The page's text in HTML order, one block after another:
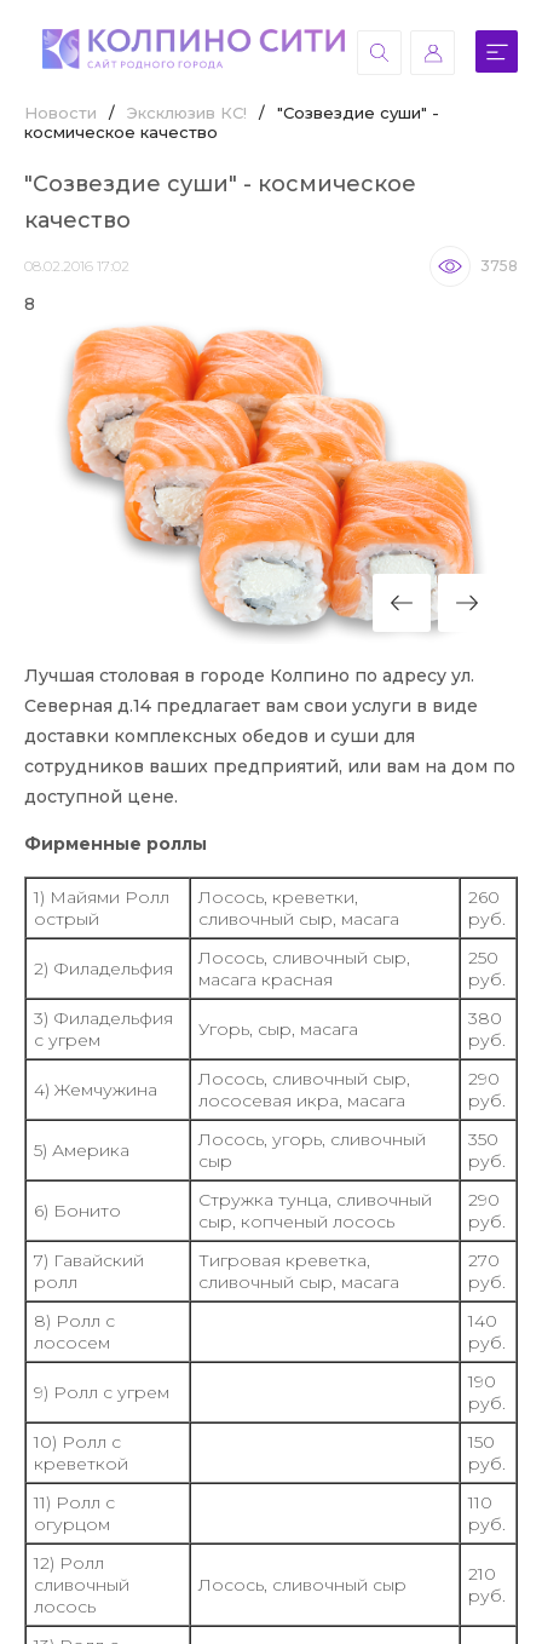
Новости / Эксклюзив КС! /
"Созвездие суши" -
космическое качество
"Созвездие суши" - космическое
качество
08.02.2016 17:02 3758
8
Лучшая столовая в городе Колпино по адресу ул.
Северная д.14 предлагает вам свои услуги в виде
доставки комплексных обедов и суши для
сотрудников ваших предприятий, или вам на дом по
доступной цене.
Фирменные роллы
1) Майями Ролл
острый
Лосось, креветки,
сливочный сыр, масага
260
руб.
2) Филадельфия
Лосось, сливочный сыр,
масага красная
250
руб.
3) Филадельфия
с угрем
Угорь, сыр, масага
380
руб.
4) Жемчужина
Лосось, сливочный сыр,
лососевая икра, масага
290
руб.
5) Америка
Лосось, угорь, сливочный
сыр
350
руб.
6) Бонито
Стружка тунца, сливочный
сыр, копченый лосось
290
руб.
7) Гавайский
ролл
Тигровая креветка,
сливочный сыр, масага
270
руб.
8) Ролл с
лососем
140
руб.
9) Ролл с угрем
190
руб.
10) Ролл с
креветкой
150
руб.
11) Ролл с
огурцом
110
руб.
12) Ролл
сливочный
лосось
Лосось, сливочный сыр
210
руб.